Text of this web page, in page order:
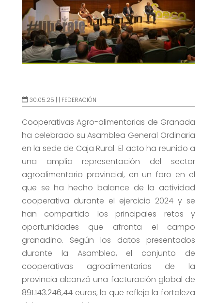
30.05.25 | | FEDERACIÓN
Cooperativas Agro-alimentarias de Granada
ha celebrado su Asamblea General Ordinaria
en la sede de Caja Rural. El acto ha reunido a
una amplia representación del sector
agroalimentario provincial, en un foro en el
que se ha hecho balance de la actividad
cooperativa durante el ejercicio 2024 y se
han compartido los principales retos y
oportunidades que afronta el campo
granadino. Según los datos presentados
durante la Asamblea, el conjunto de
cooperativas agroalimentarias de la
provincia alcanzó una facturación global de
891.143.246,44 euros, lo que refleja la fortaleza